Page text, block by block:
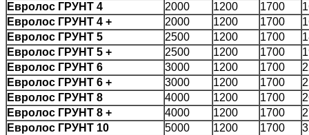
Евролос ГРУНТ 4
2000 1200 1700
Евролос ГРУНТ 4 + 2000 1200 1700
Евролос ГРУНТ 5
2500 1200 1700
Евролос ГРУНТ 5 + 2500 1200 1700
Евролос ГРУНТ 6 3000 1200 1700
Евролос ГРУНТ 6 + 3000 1200 1700
Евролос ГРУНТ 8 4000 1200 1700
Евролос ГРУНТ 8 + 4000 1200 1700
Евролос ГРУНТ 10 5000 1200 1700